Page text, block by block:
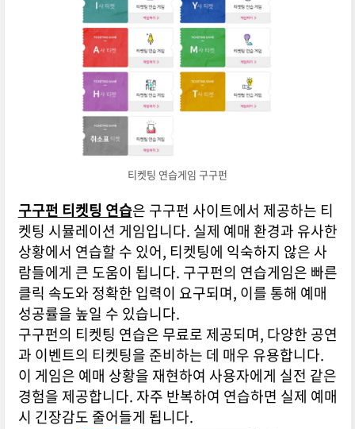
티켓팅 연습게임 구구펀
구구펀 티켓팅 연습은 구구펀 사이트에서 제공하는 티
켓팅 시뮬레이션 게임입니다. 실제 예매 환경과 유사한
상황에서 연습할 수 있어, 티켓팅에 익숙하지 않은 사
람들에게 큰 도움이 됩니다. 구구펀의 연습게임은 빠른
클릭 속도와 정확한 입력이 요구되며, 이를 통해 예매
성공률을 높일 수 있습니다.
구구펀의 티켓팅 연습은 무료로 제공되며, 다양한 공연
과 이벤트의 티켓팅을 준비하는 데 매우 유용합니다.
이 게임은 예매 상황을 재현하여 사용자에게 실전 같은
경험을 제공합니다. 자주 반복하여 연습하면 실제 예매
시 긴장감도 줄어들게 됩니다.